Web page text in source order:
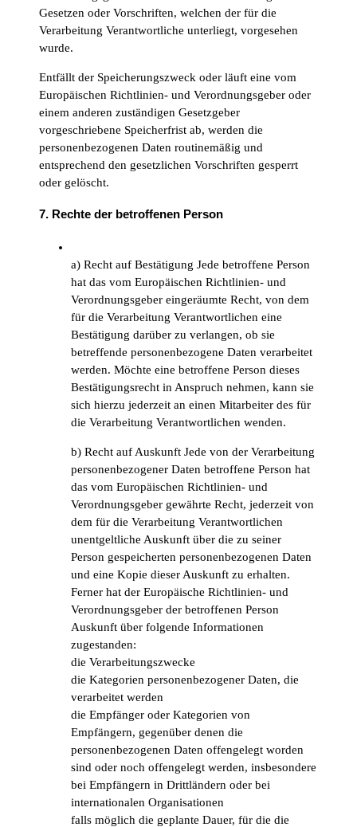
Gesetzen oder Vorschriften, welchen der für die
Verarbeitung Verantwortliche unterliegt, vorgesehen
wurde.
Entfällt der Speicherungszweck oder läuft eine vom
Europäischen Richtlinien- und Verordnungsgeber oder
einem anderen zuständigen Gesetzgeber
vorgeschriebene Speicherfrist ab, werden die
personenbezogenen Daten routinemäßig und
entsprechend den gesetzlichen Vorschriften gesperrt
oder gelöscht.
7. Rechte der betroffenen Person
a) Recht auf Bestätigung Jede betroffene Person
hat das vom Europäischen Richtlinien- und
Verordnungsgeber eingeräumte Recht, von dem
für die Verarbeitung Verantwortlichen eine
Bestätigung darüber zu verlangen, ob sie
betreffende personenbezogene Daten verarbeitet
werden. Möchte eine betroffene Person dieses
Bestätigungsrecht in Anspruch nehmen, kann sie
sich hierzu jederzeit an einen Mitarbeiter des für
die Verarbeitung Verantwortlichen wenden.
b) Recht auf Auskunft Jede von der Verarbeitung
personenbezogener Daten betroffene Person hat
das vom Europäischen Richtlinien- und
Verordnungsgeber gewährte Recht, jederzeit von
dem für die Verarbeitung Verantwortlichen
unentgeltliche Auskunft über die zu seiner
Person gespeicherten personenbezogenen Daten
und eine Kopie dieser Auskunft zu erhalten.
Ferner hat der Europäische Richtlinien- und
Verordnungsgeber der betroffenen Person
Auskunft über folgende Informationen
zugestanden:
die Verarbeitungszwecke
die Kategorien personenbezogener Daten, die
verarbeitet werden
die Empfänger oder Kategorien von
Empfängern, gegenüber denen die
personenbezogenen Daten offengelegt worden
sind oder noch offengelegt werden, insbesondere
bei Empfängern in Drittländern oder bei
internationalen Organisationen
falls möglich die geplante Dauer, für die die